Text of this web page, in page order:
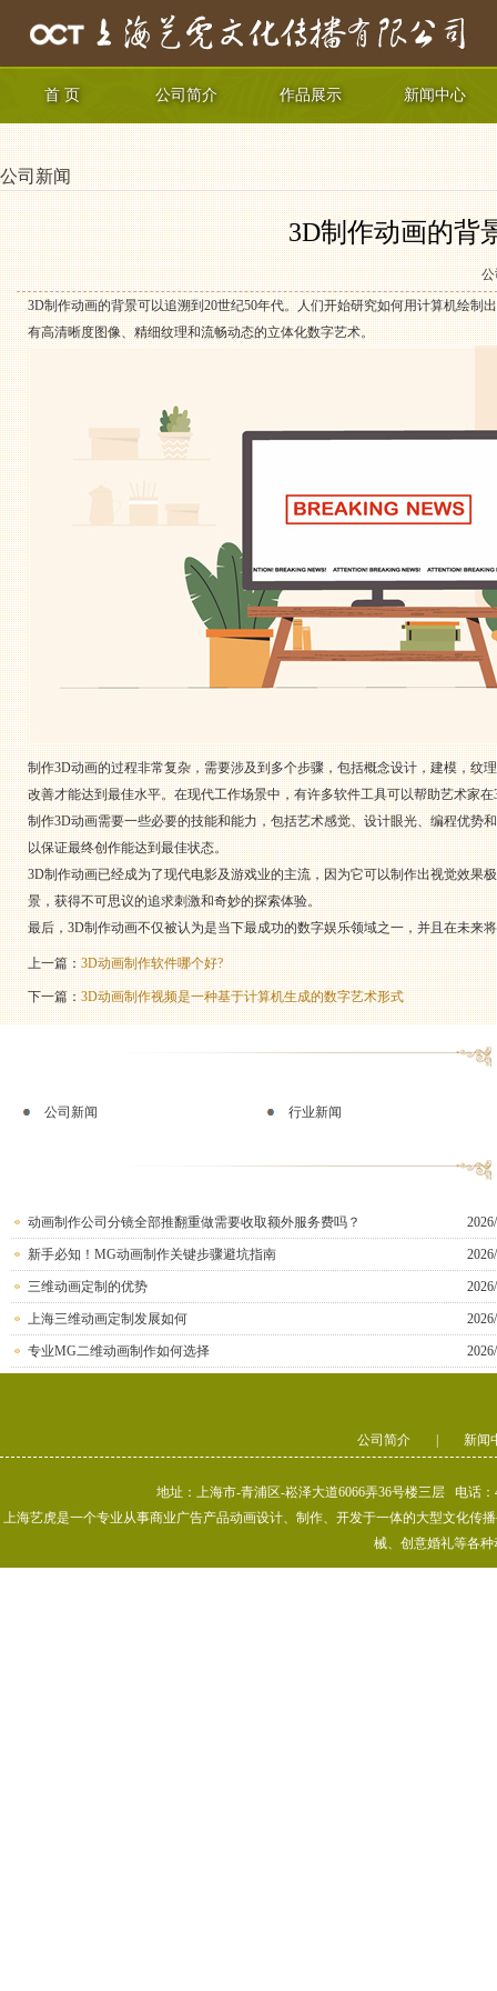
首 页 公司简介 作品展示 新闻中心
公司新闻
3D制作动画的背
公
3D制作动画的背景可以追溯到20世纪50年代。人们开始研究如何用计算机绘
有高清晰度图像、精细纹理和流畅动态的立体化数字艺术。
制作3D动画的过程非常复杂，需要涉及到多个步骤，包括概念设计，建模，
改善才能达到最佳水平。在现代工作场景中，有许多软件工具可以帮助艺术家
制作3D动画需要一些必要的技能和能力，包括艺术感觉、设计眼光、编程优
以保证最终创作能达到最佳状态。
3D制作动画已经成为了现代电影及游戏业的主流，因为它可以制作出视觉效
景，获得不可思议的追求刺激和奇妙的探索体验。
最后，3D制作动画不仅被认为是当下最成功的数字娱乐领域之一，并且在未来
上一篇：3D动画制作软件哪个好?
下一篇：3D动画制作视频是一种基于计算机生成的数字艺术形式
公司新闻 行业新闻
动画制作公司分镜全部推翻重做需要收取额外服务费吗？
新手必知！MG动画制作关键步骤避坑指南
三维动画定制的优势
上海三维动画定制发展如何
专业MG二维动画制作如何选择
公司简介 新闻
地址：上海市-青浦区-崧泽大道6066弄36号楼三层 电话
上海艺虎是一个专业从事商业广告产品动画设计、制作、开发于一体的大型文化传
械、创意婚礼等各